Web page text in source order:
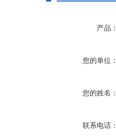
产品
您的单位
您的姓名
联系电话